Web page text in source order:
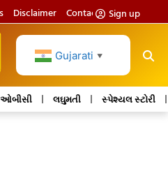
Disclaimer Contact usSign up
Gujarati ▼
ઓબીસી લઘુમતી સ્પેશ્યલ સ્ટોરી